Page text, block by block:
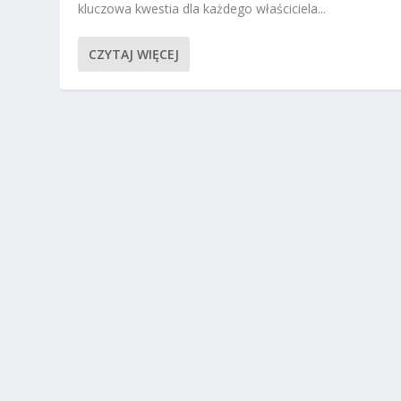
kluczowa kwestia dla każdego właściciela...
CZYTAJ WIĘCEJ